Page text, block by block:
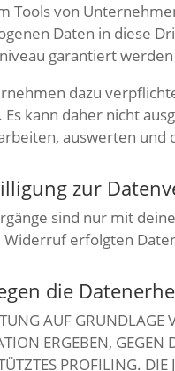
Tools von
Daten in diese
garantiert
dazu
kann daher nicht
auswerten
zur
sind nur mit
Widerruf erfolgten
die
AUF GRUNDLAGE
ERGEBEN,
PROFILING.